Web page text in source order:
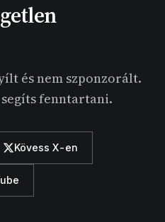
és nem szponzorált.
fenntartani.
Kövess X-en